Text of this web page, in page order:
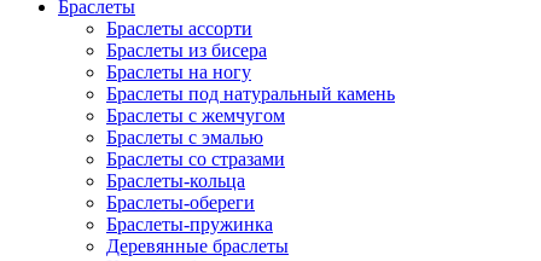
Браслеты
Браслеты ассорти
Браслеты из бисера
Браслеты на ногу
Браслеты под натуральный камень
Браслеты с жемчугом
Браслеты с эмалью
Браслеты со стразами
Браслеты-кольца
Браслеты-обереги
Браслеты-пружинка
Деревянные браслеты